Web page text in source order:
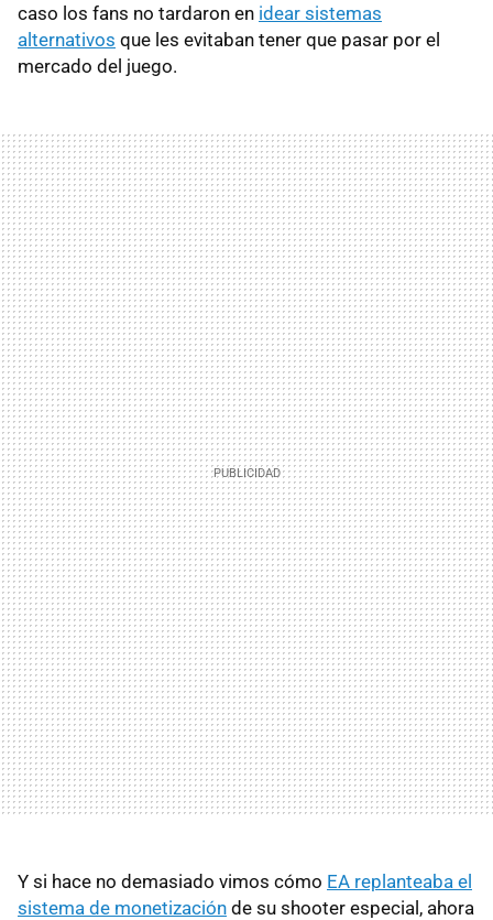
caso los fans no tardaron en idear sistemas
alternativos que les evitaban tener que pasar por el
mercado del juego.
Y si hace no demasiado vimos cómo EA replanteaba el
sistema de monetización de su shooter especial, ahora